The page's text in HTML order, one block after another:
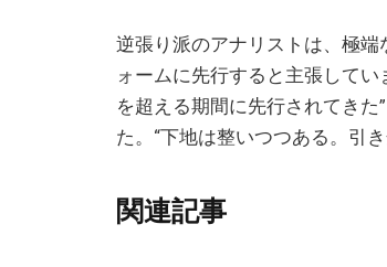
逆張り派のアナリストは、極
ォームに先行すると主張して
を超える期間に先行されてきた
た。“下地は整いつつある。引
関連記事